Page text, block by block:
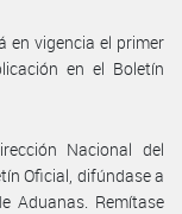
en vigencia el primer
en el Boletín
Nacional del
Oficial, difúndase a
Aduanas. Remítase